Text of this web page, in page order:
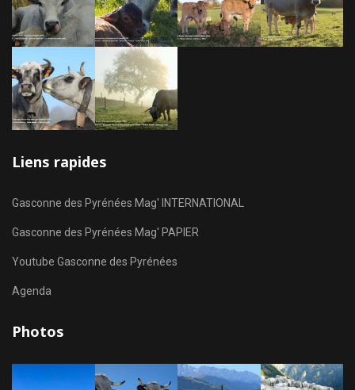
Liens rapides
Gasconne des Pyrénées Mag' INTERNATIONAL
Gasconne des Pyrénées Mag' PAPIER
Youtube Gasconne des Pyrénées
Agenda
Photos